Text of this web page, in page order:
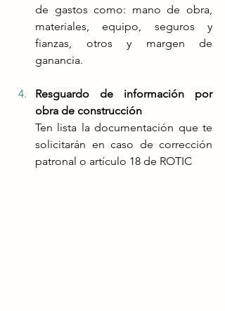
de gastos como: mano de obra,
materiales, equipo, seguros y
fianzas, otros y margen de
ganancia.
Resguardo de información por
obra de construcción
Ten lista la documentación que te
solicitarán en caso de corrección
patronal o artículo 18 de ROTIC